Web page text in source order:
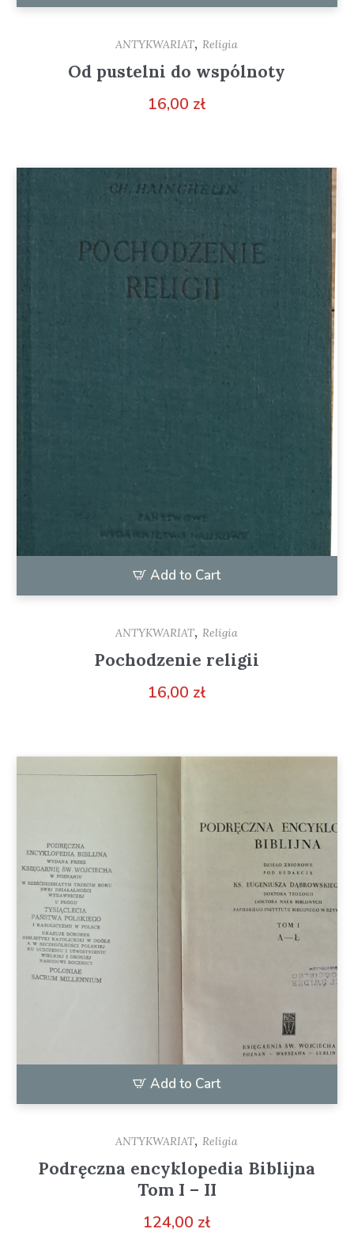
ANTYKWARIAT, Religia
Od pustelni do wspólnoty
16,00 zł
Add to Cart
ANTYKWARIAT, Religia
Pochodzenie religii
16,00 zł
Add to Cart
ANTYKWARIAT, Religia
Podręczna encyklopedia Biblijna
Tom I – II
124,00 zł